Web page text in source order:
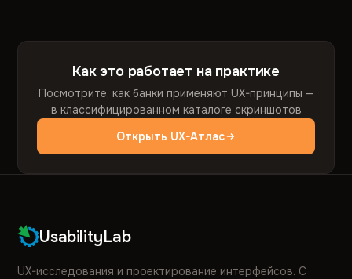
Как это работает на практике
Посмотрите, как банки применяют UX-принципы —
в классифицированном каталоге скриншотов
Открыть UX-Атлас
UsabilityLab
UX-исследования и проектирование интерфейсов. С